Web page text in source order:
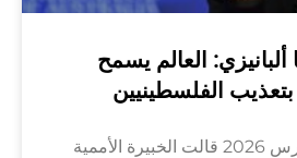
العالم يسمح
الفلسطينيين
مدار: 24 آذار/ مارس 2026 قالت الخبيرة الأممية